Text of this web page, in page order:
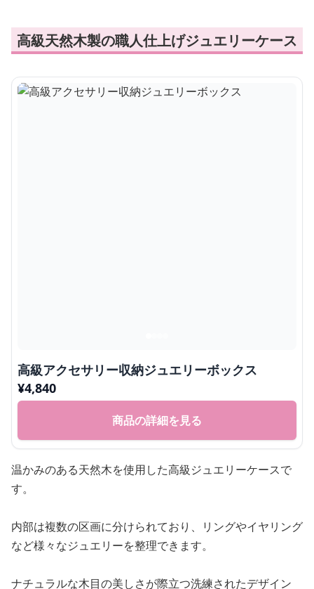
高級天然木製の職人仕上げジュエリーケース
高級アクセサリー収納ジュエリーボックス
¥4,840
商品の詳細を見る
温かみのある天然木を使用した高級ジュエリーケースで
す。
内部は複数の区画に分けられており、リングやイヤリング
など様々なジュエリーを整理できます。
ナチュラルな木目の美しさが際立つ洗練されたデザイン